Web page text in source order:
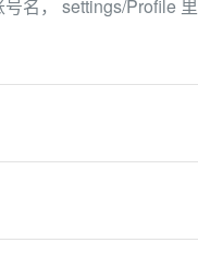
名， settings/Profile 里